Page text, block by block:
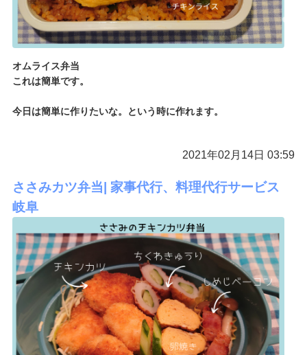
オムライス弁当
これは簡単です。
今日は簡単に作りたいな。という時に作れます。
2021年02月14日 03:59
ささみカツ弁当| 家事代行、料理代行サービス
岐阜